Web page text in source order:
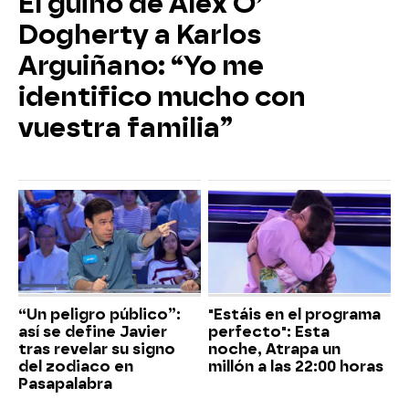
Dogherty a Karlos
Arguiñano: “Yo me
identifico mucho con
vuestra familia”
“Un peligro público”:
así se define Javier
tras revelar su signo
del zodiaco en
Pasapalabra
"Estáis en el programa
perfecto": Esta
noche, Atrapa un
millón a las 22:00 horas